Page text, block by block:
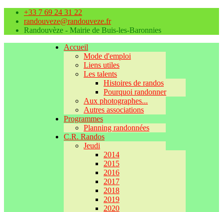
+33 7 69 24 31 22
randouveze@randouveze.fr
Randouvèze - Mairie de Buis-les-Baronnies
Accueil
Mode d'emploi
Liens utiles
Les talents
Histoires de randos
Pourquoi randonner
Aux photographes...
Autres associations
Programmes
Planning randonnées
C.R. Randos
Jeudi
2014
2015
2016
2017
2018
2019
2020